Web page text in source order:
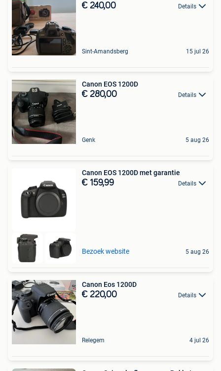
€ 240,00 Details
Sint-Amandsberg 15 jul 26
Canon EOS 1200D
€ 280,00 Details
Genk 5 aug 26
Canon EOS 1200D met garantie
€ 159,99 Details
Bezoek website 5 aug 26
Canon Eos 1200D
€ 220,00 Details
Relegem 4 jul 26